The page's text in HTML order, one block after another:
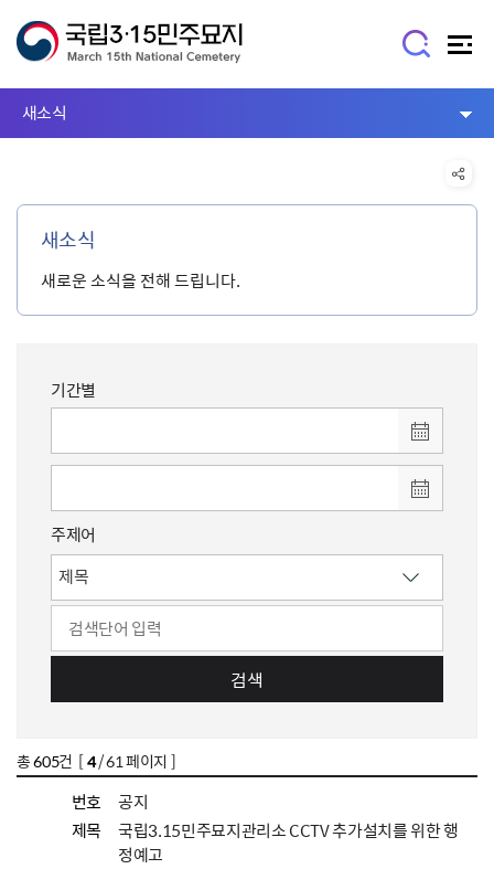
새소식
새소식
새로운 소식을 전해 드립니다.
기간별
주제어
검색
총605건 [4/ 61 페이지 ]
번호
공지
제목
국립3.15민주묘지관리소 CCTV 추가설치를 위한 행
정예고